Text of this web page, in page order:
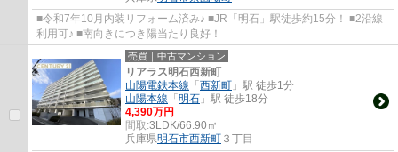
■令和7年10月内装リフォーム済み♪ ■JR「明石」駅徒歩約15分！ ■2沿線
利用可♪ ■南向きにつき陽当たり良好！
売買｜中古マンション
リアラス明石西新町
山陽電鉄本線 「西新町 」駅 徒歩1分
山陽本線 「明石 」駅 徒歩18分
4,390万円
間取:3LDK/66.90㎡
兵庫県明石市西新町 ３丁目